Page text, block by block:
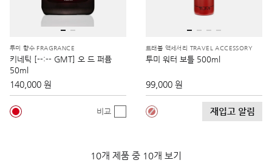
투미 향수 FRAGRANCE
키네틱 [--:-- GMT] 오 드 퍼퓸
50ml
140,000 원
비교
트래블 액세서리 TRAVEL ACCESSORY
투미 워터 보틀 500ml
99,000 원
재입고 알림
10개 제품 중 10개 보기